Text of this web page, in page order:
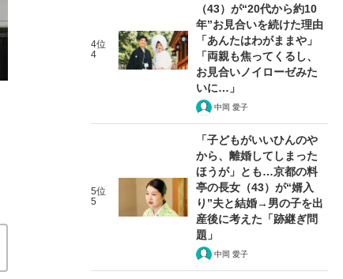
池上彰氏が解説する「南海トラフ巨大地震で一番恐れ
池上さんに聞いてみた。 2019/01/11
「南海トラフ巨大地震」に備えて知っておきたい、わ
になった「自粛のあり方」 西日本豪雨せまる中の「自
本大震災」の序章にすぎない
4位
4
（43）が“20代から約10
年”お見合いを続けた理由
「あんたはわがままや」
「両親も焦ってくるし、
お見合いノイローゼみた
いに…」
中岡 愛子
5位
5
「子どもがいいひんのや
から、離婚してしまった
ほうが」とも…京都の料
亭の長女（43）が“婿入
り”夫と結婚→男の子を出
産後に考えた「跡継ぎ問
題」
中岡 愛子